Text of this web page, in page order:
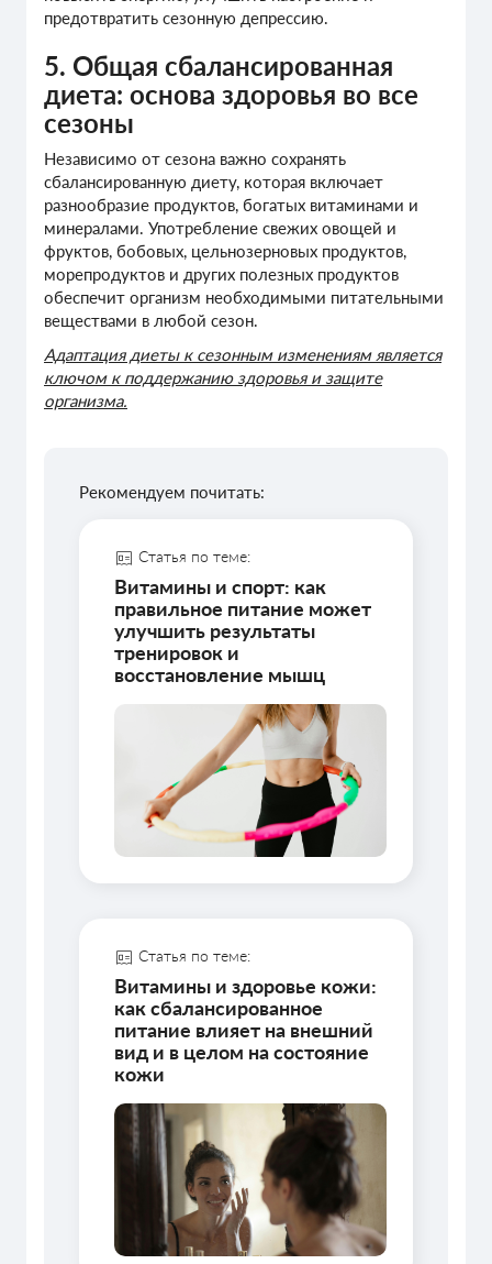
предотвратить сезонную депрессию.
5. Общая сбалансированная
диета: основа здоровья во все
сезоны
Независимо от сезона важно сохранять
сбалансированную диету, которая включает
разнообразие продуктов, богатых витаминами и
минералами. Употребление свежих овощей и
фруктов, бобовых, цельнозерновых продуктов,
морепродуктов и других полезных продуктов
обеспечит организм необходимыми питательными
веществами в любой сезон.
Адаптация диеты к сезонным изменениям является
ключом к поддержанию здоровья и защите
организма.
Рекомендуем почитать:
Статья по теме:
Витамины и спорт: как
правильное питание может
улучшить результаты
тренировок и
восстановление мышц
Статья по теме:
Витамины и здоровье кожи:
как сбалансированное
питание влияет на внешний
вид и в целом на состояние
кожи